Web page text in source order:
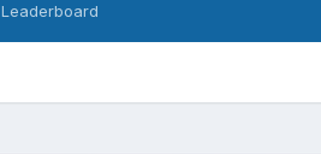
Leaderboard